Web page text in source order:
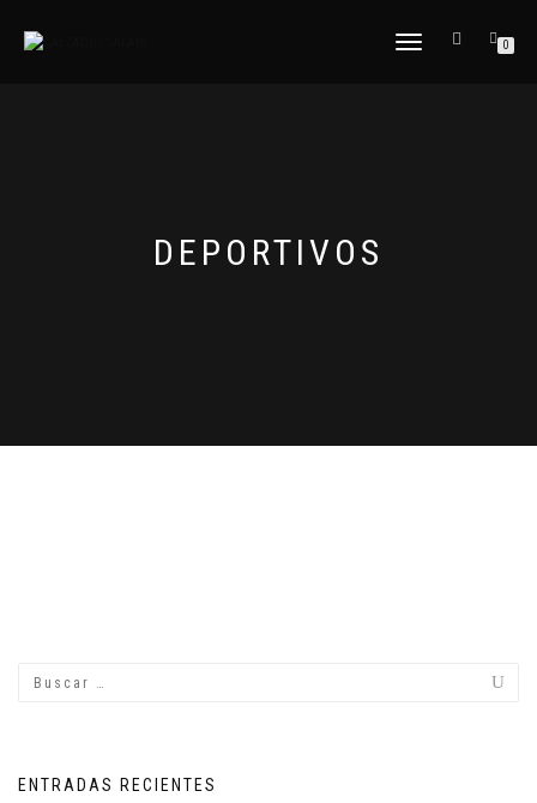
CAMBIAR
0
DEPORTIVOS
ENTRADAS RECIENTES